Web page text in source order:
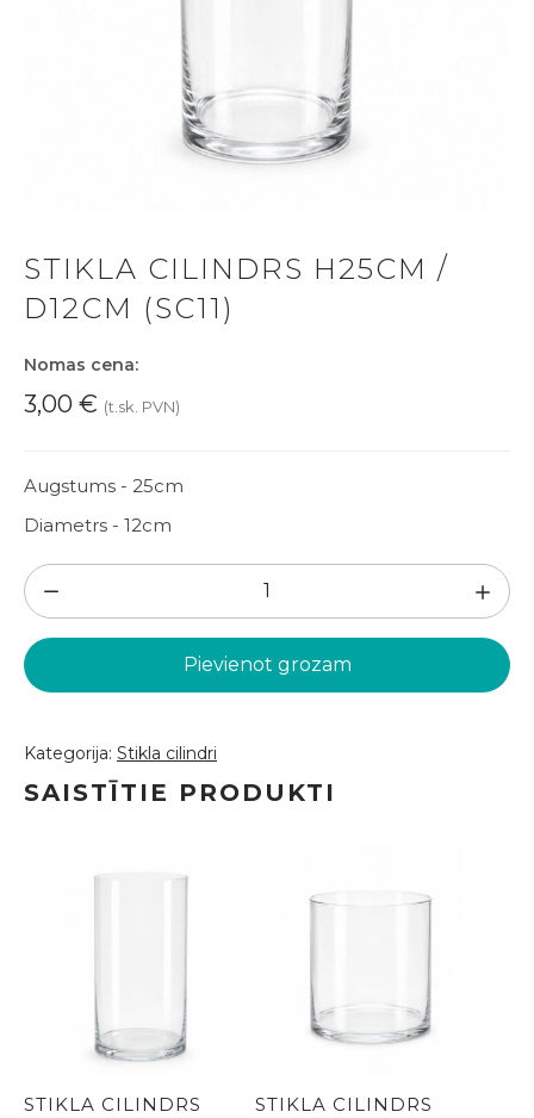
STIKLA CILINDRS H25CM /
D12CM (SC11)
Nomas cena:
3,00 € (t.sk. PVN)
Augstums - 25cm
Diametrs - 12cm
Stikla
cilindrs
H25cm
/
(SC11)
daudzums
Pievienot grozam
Kategorija: Stikla cilindri
SAISTĪTIE PRODUKTI
STIKLA CILINDRS
STIKLA CILINDRS